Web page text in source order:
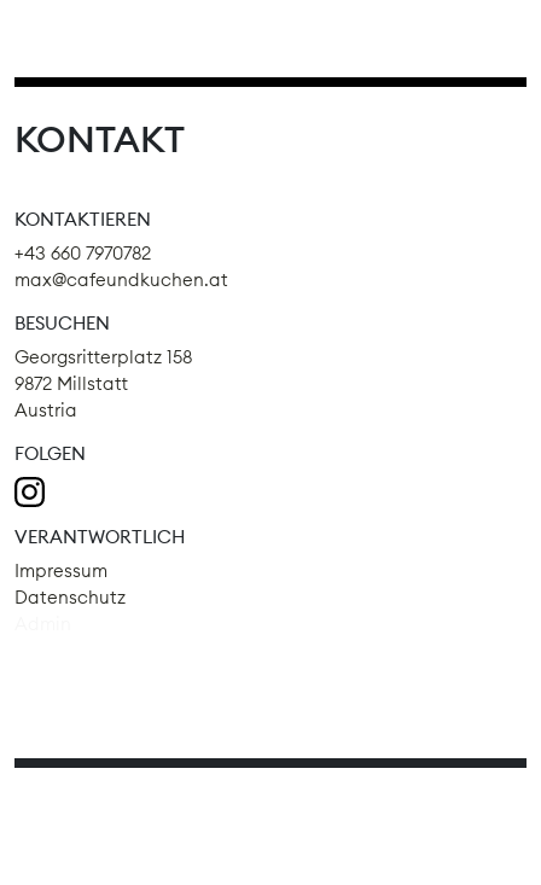
KONTAKT
KONTAKTIEREN
+43 660 7970782
max@cafeundkuchen.at
BESUCHEN
Georgsritterplatz 158
9872 Millstatt
Austria
FOLGEN
VERANTWORTLICH
Impressum
Datenschutz